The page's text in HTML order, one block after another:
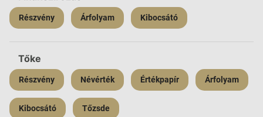
Részvény Árfolyam Kibocsátó
Tőke
Részvény Névérték Értékpapír Árfolyam
Kibocsátó Tőzsde